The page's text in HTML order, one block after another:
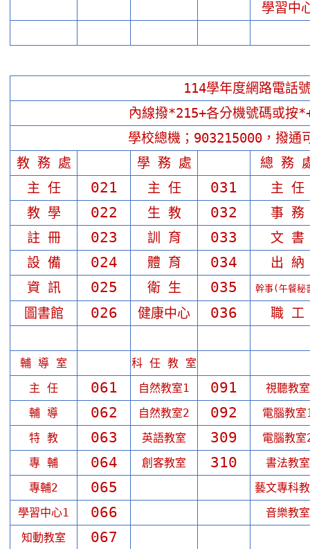
學習中
114學年度網路電話
內線撥*215+各分機號碼或按
學校總機；903215000，撥通
教 務 處
學 務 處
總 務
主 任
021 主 任 031
主 任
教 學
022 生 教 032
事 務
註 冊
023 訓 育 033
文 書
設 備
024 體 育 034
出 納
資 訊
025 衛 生 035 幹事(午餐秘
圖書館 026 健康中心 036 職 工
輔 導 室
科 任 教 室
主 任
061 自然教室1 091
視聽教室
輔 導
062 自然教室2 092
電腦教室
特 教
063 英語教室 309
電腦教室
專 輔
064 創客教室 310
書法教室
專輔2
065
藝文專科
學習中心1
066
音樂教室
知動教室
067